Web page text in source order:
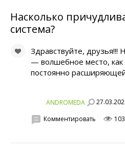
Насколько
система?
Здравствуйте, друзья!!!
— волшебное место, как
постоянно
ANDROMEDA
Комментировать